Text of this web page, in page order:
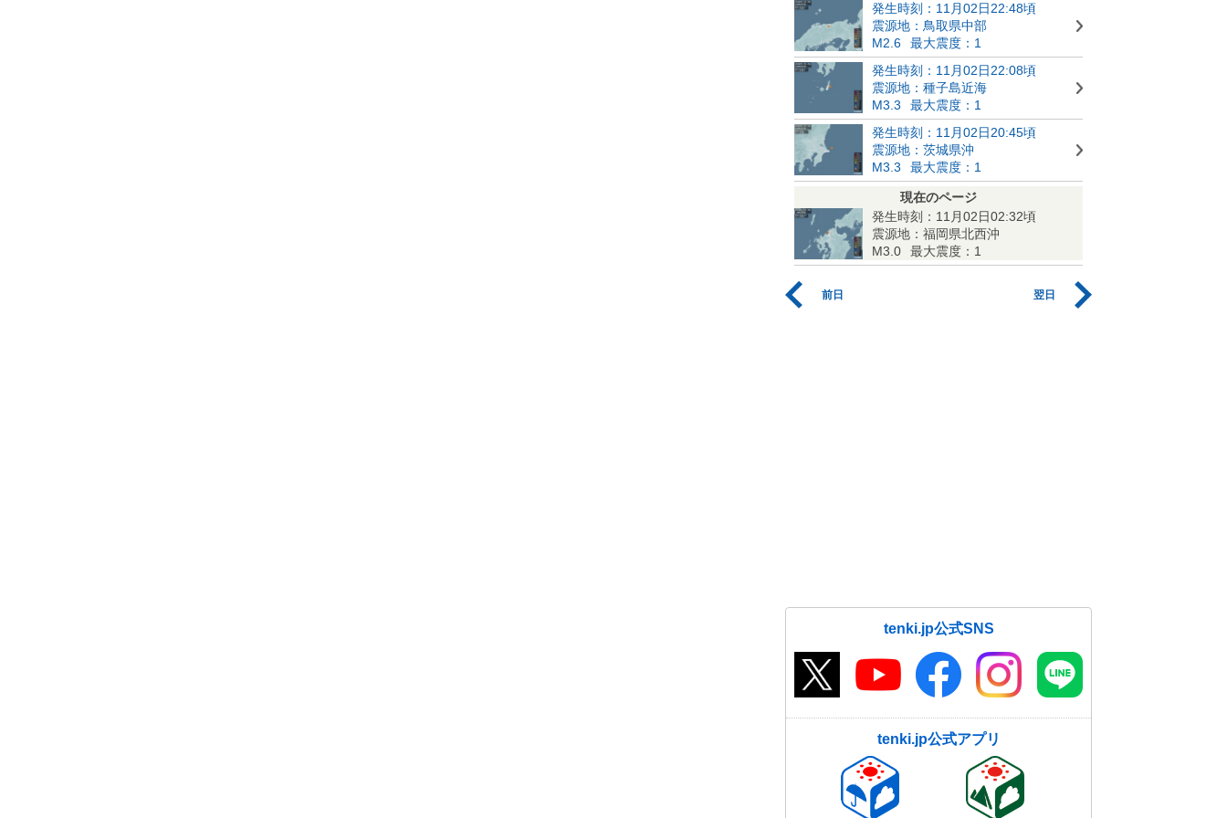
発生時刻：11月02日22:48頃
震源地：鳥取県中部
M2.6
最大震度：1
発生時刻：11月02日22:08頃
震源地：種子島近海
M3.3
最大震度：1
発生時刻：11月02日20:45頃
震源地：茨城県沖
M3.3
最大震度：1
現在のページ
発生時刻：11月02日02:32頃
震源地：福岡県北西沖
M3.0
最大震度：1
前日 翌日
tenki.jp公式SNS
tenki.jp公式アプリ